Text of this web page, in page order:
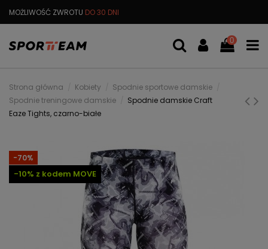
MOŻLIWOŚĆ ZWROTU DO 30 DNI
0
Strona główna Kobiety
Spodnie sportowe damskie
Spodnie treningowe damskie
Spodnie damskie Craft
Eaze Tights, czarno-białe
-70%
-10% z kodem MOVE